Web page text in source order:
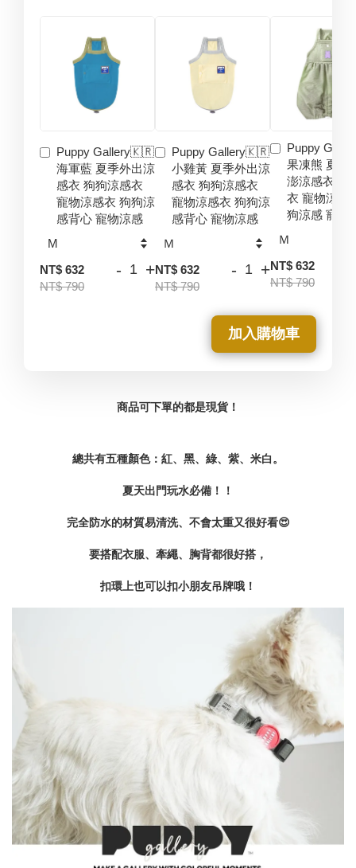
Puppy Gallery🇰🇷
海軍藍 夏季外出涼
感衣 狗狗涼感衣
寵物涼感衣 狗狗涼
感背心 寵物涼感
NT$ 632
NT$ 790
- +
Puppy Gallery🇰🇷
小雞黃 夏季外出涼
感衣 狗狗涼感衣
寵物涼感衣 狗狗涼
感背心 寵物涼感
NT$ 632
NT$ 790
- +
Puppy
果凍熊 夏季
澎涼感衣 狗
衣 寵物涼感
狗涼感 寵物
NT$ 632
NT$ 790
加入購物車
商品可下單的都是現貨！
總共有五種顏色：紅、黑、綠、紫、米白。
夏天出門玩水必備！！
完全防水的材質易清洗、不會太重又很好看😍
要搭配衣服、牽繩、胸背都很好搭，
扣環上也可以扣小朋友吊牌哦！